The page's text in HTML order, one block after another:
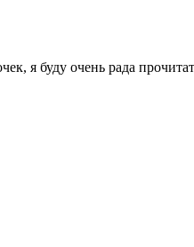
я буду очень рада